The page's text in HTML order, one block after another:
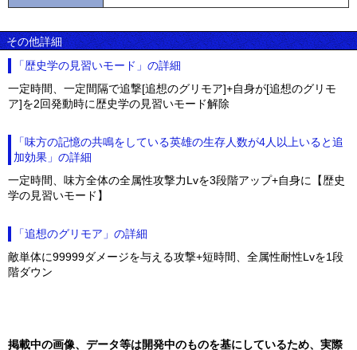
その他詳細
「歴史学の見習いモード」の詳細
一定時間、一定間隔で追撃[追想のグリモア]+自身が[追想のグリモ
ア]を2回発動時に歴史学の見習いモード解除
「味方の記憶の共鳴をしている英雄の生存人数が4人以上いると追
加効果」の詳細
一定時間、味方全体の全属性攻撃力Lvを3段階アップ+自身に【歴史
学の見習いモード】
「追想のグリモア」の詳細
敵単体に99999ダメージを与える攻撃+短時間、全属性耐性Lvを1段
階ダウン
掲載中の画像、データ等は開発中のものを基にしているため、実際